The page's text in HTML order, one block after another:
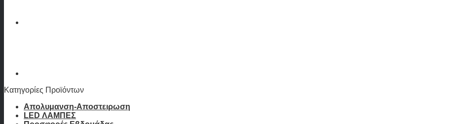
Κατηγορίες Προϊόντων
Απολυμανση-Αποστειρωση
LED ΛΑΜΠΕΣ